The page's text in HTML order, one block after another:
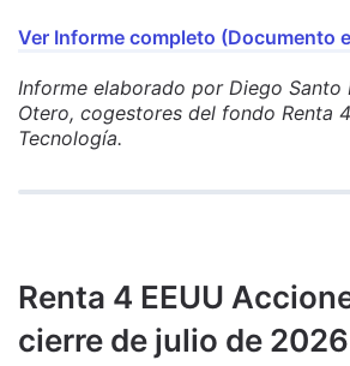
Ver Informe completo (Documento
Informe elaborado por Diego Santo
Otero, cogestores del fondo Renta
Tecnología.
Renta 4 EEUU
cierre de julio de 2026